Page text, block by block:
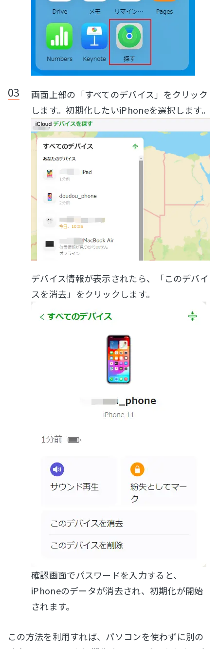
画面上部の「すべてのデバイス」をクリック
します。初期化したいiPhoneを選択します。
デバイス情報が表示されたら、「このデバイ
スを消去」をクリックします。
確認画面でパスワードを入力すると、
iPhoneのデータが消去され、初期化が開始
されます。
この方法を利用すれば、パソコンを使わずに別の